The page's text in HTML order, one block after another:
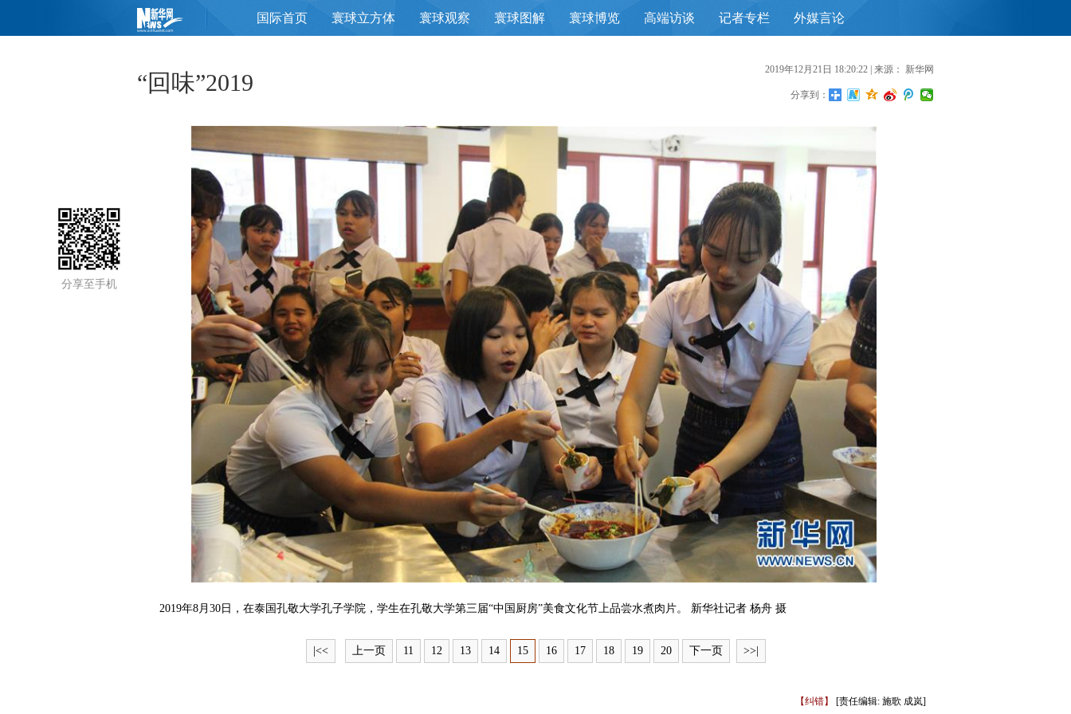
国际首页 寰球立方体 寰球观察 寰球图解 寰球博览 高端访谈 记者专栏 外媒言论
分享至手机
“回味”2019 2019年12月21日 18:20:22 | 来源： 新华网
分享到：
2019年8月30日，在泰国孔敬大学孔子学院，学生在孔敬大学第三届“中国厨房”美食文化节上品尝水煮肉片。 新华社记者 杨舟 摄
|<< 上一页 11 12 13 14 15 16 17 18 19 20 下一页 >>|
【纠错】 [责任编辑: 施歌 成岚]